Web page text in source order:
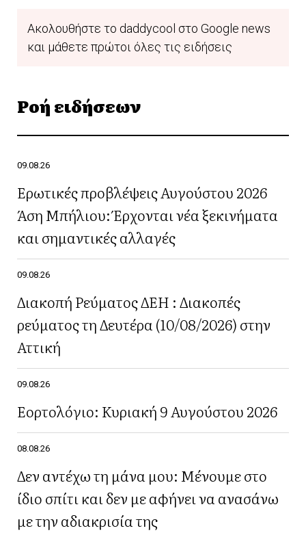
Ακολουθήστε το daddycool στο Google news
και μάθετε πρώτοι όλες τις ειδήσεις
Ροή ειδήσεων
09.08.26
Ερωτικές προβλέψεις Αυγούστου 2026
Άση Μπήλιου: Έρχονται νέα ξεκινήματα
και σημαντικές αλλαγές
09.08.26
Διακοπή Ρεύματος ΔΕΗ : Διακοπές
ρεύματος τη Δευτέρα (10/08/2026) στην
Αττική
09.08.26
Εορτολόγιο: Κυριακή 9 Αυγούστου 2026
08.08.26
Δεν αντέχω τη μάνα μου: Μένουμε στο
ίδιο σπίτι και δεν με αφήνει να ανασάνω
με την αδιακρισία της